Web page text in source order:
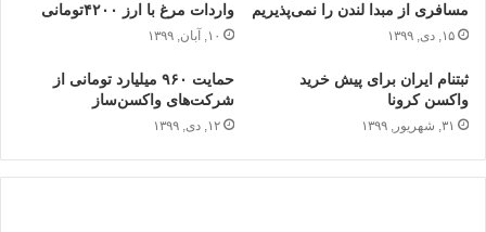
مسافری از مبدا لندن را نمی‌پذیریم
۱۵, دی, ۱۳۹۹
واردات مرغ با ارز ۴۲۰۰تومانی
۱۰, آبان, ۱۳۹۹
ثبت‎نام ایران برای پیش خرید
واکسن کرونا
۳۱, شهریور, ۱۳۹۹
حمایت ۹۶۰ میلیارد تومانی از
شرکت‌های واکسن‌ساز
۱۲, دی, ۱۳۹۹